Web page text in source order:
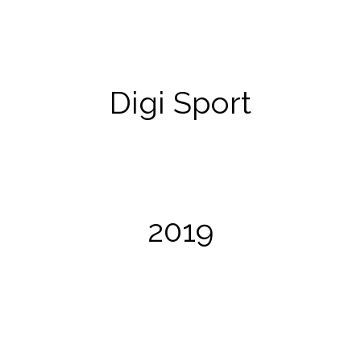
Digi Sport
Digi Sport a difuzat timp de mai multe zile imagini de la
Adunarea Anuală din 2018, care s-a desfășurat la București
2019